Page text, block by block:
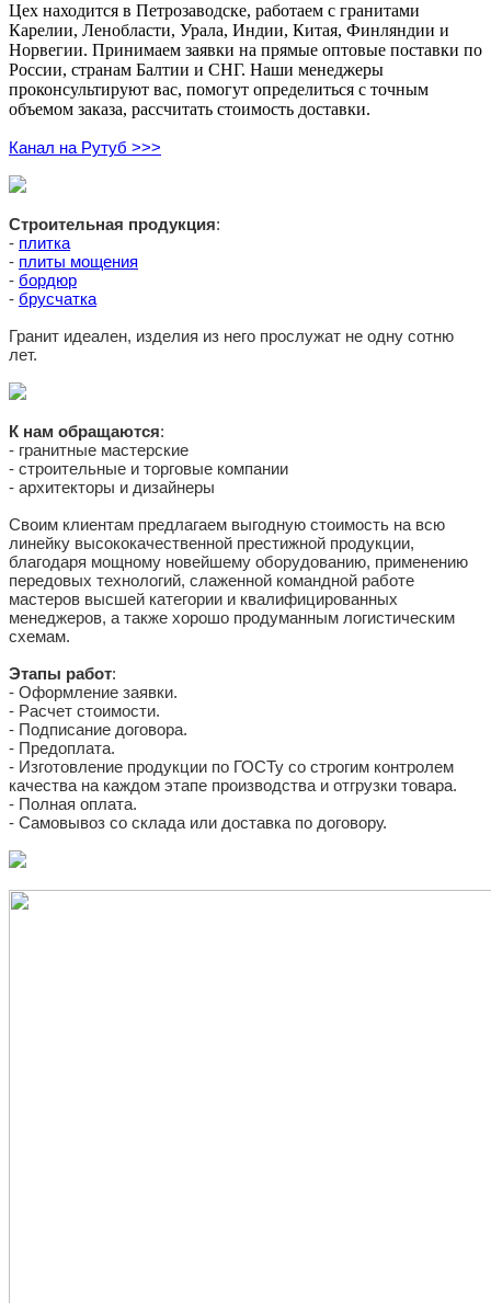
Цех находится в Петрозаводске, работаем с гранитами
Карелии, Ленобласти, Урала, Индии, Китая, Финляндии и
Норвегии. Принимаем заявки на прямые оптовые поставки по
России, странам Балтии и СНГ. Наши менеджеры
проконсультируют вас, помогут определиться с точным
объемом заказа, рассчитать стоимость доставки.
Канал на Рутуб >>>
Строительная продукция:
- плитка
- плиты мощения
- бордюр
- брусчатка
Гранит идеален, изделия из него прослужат не одну сотню
лет.
К нам обращаются:
- гранитные мастерские
- строительные и торговые компании
- архитекторы и дизайнеры
Своим клиентам предлагаем выгодную стоимость на всю
линейку высококачественной престижной продукции,
благодаря мощному новейшему оборудованию, применению
передовых технологий, слаженной командной работе
мастеров высшей категории и квалифицированных
менеджеров, а также хорошо продуманным логистическим
схемам.
Этапы работ:
- Оформление заявки.
- Расчет стоимости.
- Подписание договора.
- Предоплата.
- Изготовление продукции по ГОСТу со строгим контролем
качества на каждом этапе производства и отгрузки товара.
- Полная оплата.
- Самовывоз со склада или доставка по договору.